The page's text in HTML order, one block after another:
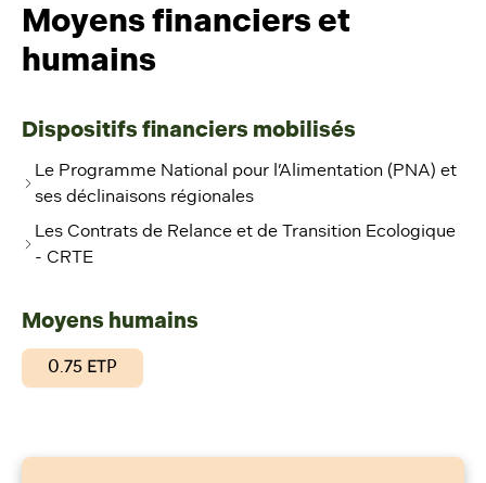
Moyens financiers et
humains
Dispositifs financiers mobilisés
Le Programme National pour l’Alimentation (PNA) et
ses déclinaisons régionales
Les Contrats de Relance et de Transition Ecologique
- CRTE
Moyens humains
0.75 ETP